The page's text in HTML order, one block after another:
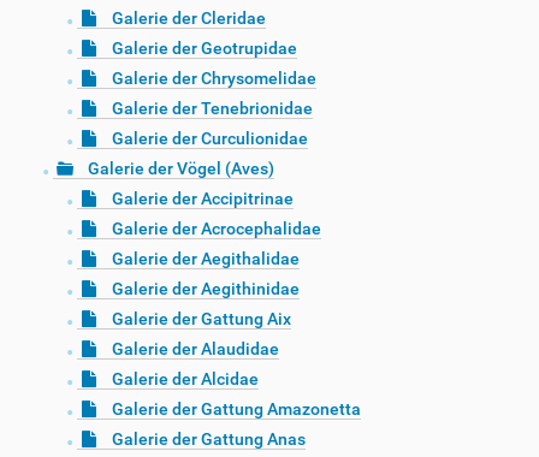
Galerie der Cleridae
Galerie der Geotrupidae
Galerie der Chrysomelidae
Galerie der Tenebrionidae
Galerie der Curculionidae
Galerie der Vögel (Aves)
Galerie der Accipitrinae
Galerie der Acrocephalidae
Galerie der Aegithalidae
Galerie der Aegithinidae
Galerie der Gattung Aix
Galerie der Alaudidae
Galerie der Alcidae
Galerie der Gattung Amazonetta
Galerie der Gattung Anas